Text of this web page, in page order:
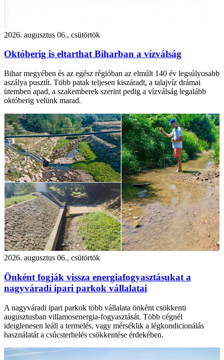
2026. augusztus 06., csütörtök
Októberig is eltarthat Biharban a vízválság
Bihar megyében és az egész régióban az elmúlt 140 év legsúlyosabb
aszálya pusztít. Több patak teljesen kiszáradt, a talajvíz drámai
ütemben apad, a szakemberek szerint pedig a vízválság legalább
októberig velünk marad.
2026. augusztus 06., csütörtök
Önként fogják vissza energiafogyasztásukat a
nagyváradi ipari parkok vállalatai
A nagyváradi ipari parkok több vállalata önként csökkenti
augusztusban villamosenergia-fogyasztását. Több cégnél
ideiglenesen leáll a termelés, vagy mérséklik a légkondicionálás
használatát a csúcsterhelés csökkentése érdekében.